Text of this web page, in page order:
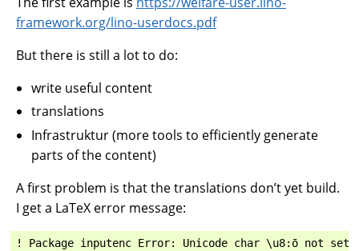
framework.org/lino-userdocs.pdf
But there is still a lot to do:
write useful content
translations
Infrastruktur (more tools to efficiently generate
parts of the content)
A first problem is that the translations don’t yet build.
I get a LaTeX error message:
! Package inputenc Error: Unicode char \u8:ō not set